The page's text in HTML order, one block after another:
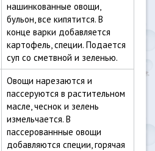
нашинкованные овощи,
бульон, все кипятится. В
конце варки добавляется
картофель, специи. Подается
суп со сметвной и зеленью.
Овощи нарезаются и
пассеруются в растительном
масле, чеснок и зелень
измельчается. В
пассерованнные овощи
добавляются специи, горячая